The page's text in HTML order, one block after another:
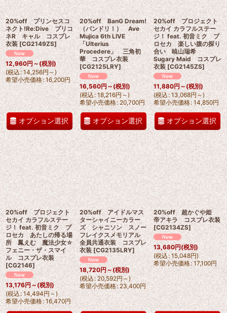
20%off プリンセスコ
ネクト!Re:Dive プリコ
ネR キャル コスプレ
衣装 [CG2149ZS]
12,960円～(税別)
(税込: 14,256円～)
希望小売価格: 16,200円
オプション選択
20%off BanG Dream!
（バンドリ！） Ave
Mujica 6th LIVE
「Ulterius
Procedere」 三角初
華 コスプレ衣装
[CG2125LRY]
16,560円～(税別)
(税込: 18,216円～)
希望小売価格: 20,700円
オプション選択
20%off プロジェクト
セカイ カラフルステー
ジ！ feat. 初音ミク プ
ロセカ 楽しい腹の探り
合い 暁山瑞希
Sugary Maid コスプレ
衣装 [CG2145ZS]
11,880円～(税別)
(税込: 13,068円～)
希望小売価格: 14,850円
オプション選択
20%off プロジェクト
セカイ カラフルステー
ジ！ feat. 初音ミク プ
ロセカ あたしの帰る場
所 鳳えむ 魔法少女☆
フェニー・ザ・スマイ
ル コスプレ衣装
[CG2146]
13,176円～(税別)
(税込: 14,494円～)
希望小売価格: 16,470円
20%off アイドルマス
ターシャイニーカラー
ズ シャニソン スノー
フレイクスメモリアル
全員共通衣装 コスプレ
衣装 [CG2135LRY]
18,720円～ (税別)
(税込: 20,592円～)
希望小売価格: 23,400円
20%off 超かぐや姫
帝アキラ コスプレ衣装
[CG2134ZS]
13,680円(税別)
(税込: 15,048円)
希望小売価格: 17,100円